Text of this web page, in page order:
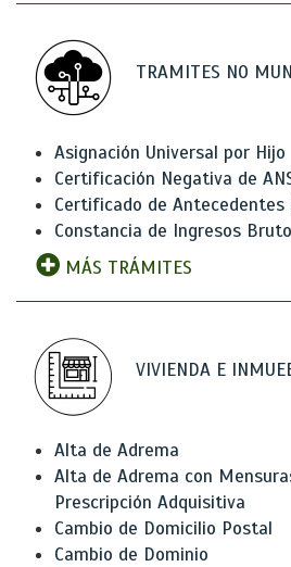
TRAMITES NO
Asignación Universal por Hijo
Certificación Negativa de
Certificado de Antecedentes
Constancia de Ingresos
MÁS TRÁMITES
VIVIENDA E
Alta de Adrema
Alta de Adrema con
Prescripción Adquisitiva
Cambio de Domicilio Postal
Cambio de Dominio